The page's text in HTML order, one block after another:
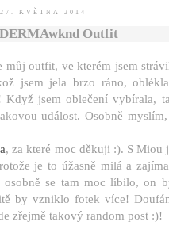
27. KVĚTNA 2014
Outfit
outfit, ve kterém jsem
jsem jela brzo ráno,
jsem oblečení vybírala,
událost. Osobně
, za které moc děkuji :). S Miou
je to úžasně milá a
osobně se tam moc líbilo, on
by vzniklo fotek více!
zřejmě takový random post :)!